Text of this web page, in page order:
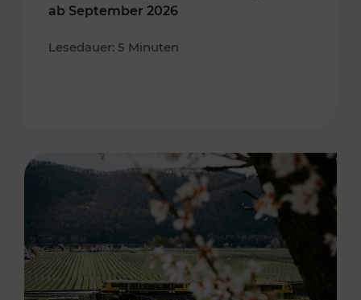
ab September 2026
Lesedauer: 5 Minuten